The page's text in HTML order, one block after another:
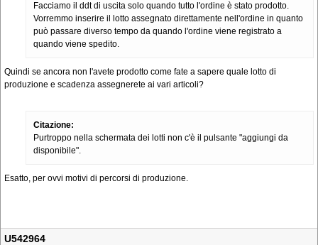
Facciamo il ddt di uscita solo quando tutto l'ordine è stato prodotto.
Vorremmo inserire il lotto assegnato direttamente nell'ordine in quanto
può passare diverso tempo da quando l'ordine viene registrato a
quando viene spedito.
Quindi se ancora non l'avete prodotto come fate a sapere quale lotto di
produzione e scadenza assegnerete ai vari articoli?
Citazione:
Purtroppo nella schermata dei lotti non c'è il pulsante "aggiungi da
disponibile".
Esatto, per ovvi motivi di percorsi di produzione.
U542964